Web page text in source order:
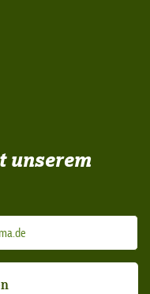
unserem